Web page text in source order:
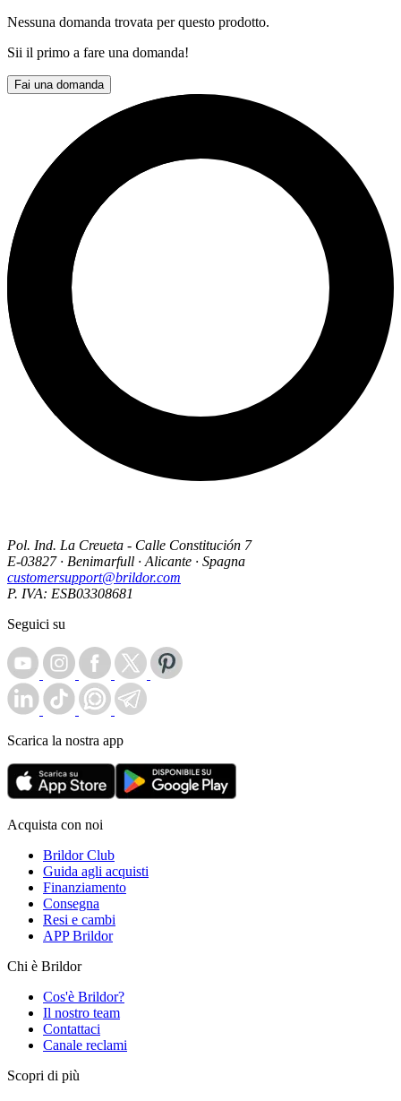
Nessuna domanda trovata per questo prodotto.
Sii il primo a fare una domanda!
Fai una domanda
Pol. Ind. La Creueta - Calle Constitución 7
E-03827 · Benimarfull · Alicante · Spagna
customersupport@brildor.com
P. IVA: ESB03308681
Seguici su
Scarica la nostra app
Acquista con noi
Brildor Club
Guida agli acquisti
Finanziamento
Consegna
Resi e cambi
APP Brildor
Chi è Brildor
Cos'è Brildor?
Il nostro team
Contattaci
Canale reclami
Scopri di più